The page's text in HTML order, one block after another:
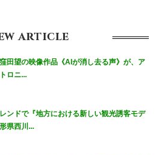
article
田望の映像作品《AIが消し去る声》が、ア
ロニ...
ンドで『地方における新しい観光誘客モデ
県西川...